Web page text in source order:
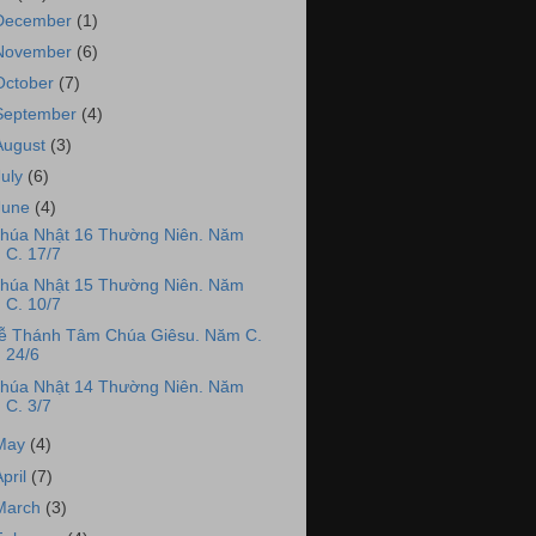
(1)
(6)
(7)
(4)
(3)
(6)
(4)
Nhật 16 Thường Niên. Năm
C. 17/7
Nhật 15 Thường Niên. Năm
C. 10/7
Thánh Tâm Chúa Giêsu. Năm C.
24/6
Nhật 14 Thường Niên. Năm
C. 3/7
(4)
(7)
(3)